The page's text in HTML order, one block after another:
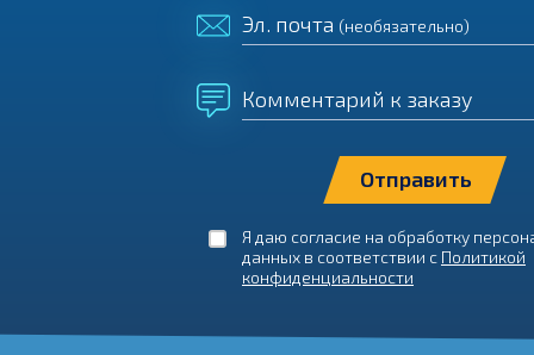
Эл. почта (необязательно)
Комментарий к заказу
Я даю согласие на обработку
данных в соответствии с Политикой
конфиденциальности